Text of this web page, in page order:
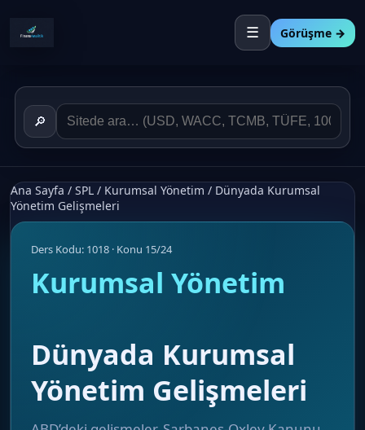
☰ Görüşme →
🔎
Ana Sayfa / SPL / Kurumsal Yönetim / Dünyada Kurumsal
Yönetim Gelişmeleri
Ders Kodu: 1018 · Konu 15/24
Kurumsal Yönetim
Dünyada Kurumsal
Yönetim Gelişmeleri